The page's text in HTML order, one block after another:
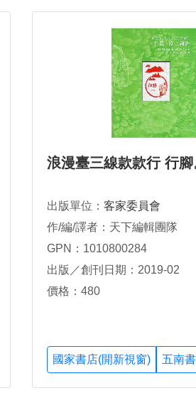
浪漫臺三線款款行 行
出版單位： 客家委員會
作/編/譯者：天下編輯團隊
GPN：1010800284
出版／創刊日期：2019-02
價格：480
國家書店(開新視窗) 五南